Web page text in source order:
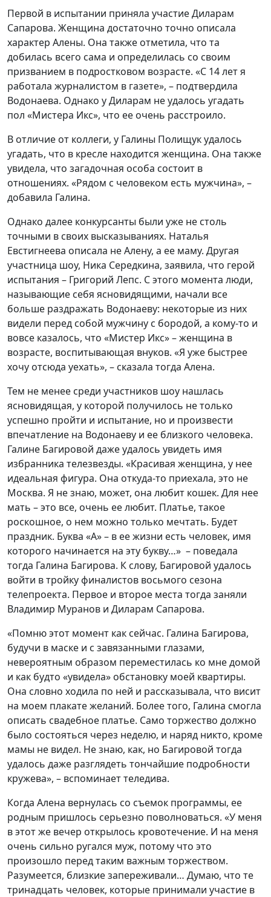
Первой в испытании приняла участие Диларам
Сапарова. Женщина достаточно точно описала
характер Алены. Она также отметила, что та
добилась всего сама и определилась со своим
призванием в подростковом возрасте. «С 14 лет я
работала журналистом в газете», – подтвердила
Водонаева. Однако у Диларам не удалось угадать
пол «Мистера Икс», что ее очень расстроило.
В отличие от коллеги, у Галины Полищук удалось
угадать, что в кресле находится женщина. Она также
увидела, что загадочная особа состоит в
отношениях. «Рядом с человеком есть мужчина», –
добавила Галина.
Однако далее конкурсанты были уже не столь
точными в своих высказываниях. Наталья
Евстигнеева описала не Алену, а ее маму. Другая
участница шоу, Ника Середкина, заявила, что герой
испытания – Григорий Лепс. С этого момента люди,
называющие себя ясновидящими, начали все
больше раздражать Водонаеву: некоторые из них
видели перед собой мужчину с бородой, а кому-то и
вовсе казалось, что «Мистер Икс» – женщина в
возрасте, воспитывающая внуков. «Я уже быстрее
хочу отсюда уехать», – сказала тогда Алена.
Тем не менее среди участников шоу нашлась
ясновидящая, у которой получилось не только
успешно пройти и испытание, но и произвести
впечатление на Водонаеву и ее близкого человека.
Галине Багировой даже удалось увидеть имя
избранника телезвезды. «Красивая женщина, у нее
идеальная фигура. Она откуда-то приехала, это не
Москва. Я не знаю, может, она любит кошек. Для нее
мать – это все, очень ее любит. Платье, такое
роскошное, о нем можно только мечтать. Будет
праздник. Буква «А» – в ее жизни есть человек, имя
которого начинается на эту букву…» – поведала
тогда Галина Багирова. К слову, Багировой удалось
войти в тройку финалистов восьмого сезона
телепроекта. Первое и второе места тогда заняли
Владимир Муранов и Диларам Сапарова.
«Помню этот момент как сейчас. Галина Багирова,
будучи в маске и с завязанными глазами,
невероятным образом переместилась ко мне домой
и как будто «увидела» обстановку моей квартиры.
Она словно ходила по ней и рассказывала, что висит
на моем плакате желаний. Более того, Галина смогла
описать свадебное платье. Само торжество должно
было состояться через неделю, и наряд никто, кроме
мамы не видел. Не знаю, как, но Багировой тогда
удалось даже разглядеть тончайшие подробности
кружева», – вспоминает теледива.
Когда Алена вернулась со съемок программы, ее
родным пришлось серьезно поволноваться. «У меня
в этот же вечер открылось кровотечение. И на меня
очень сильно ругался муж, потому что это
произошло перед таким важным торжеством.
Разумеется, близкие запереживали… Думаю, что те
тринадцать человек, которые принимали участие в